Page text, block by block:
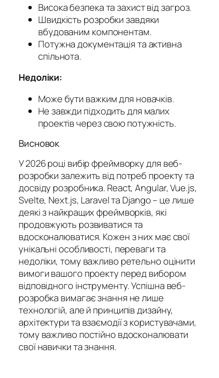
Висока безпека та захист від загроз.
Швидкість розробки завдяки
вбудованим компонентам.
Потужна документація та активна
спільнота.
Недоліки:
Може бути важким для новачків.
Не завжди підходить для малих
проектів через свою потужність.
Висновок
У 2026 році вибір фреймворку для веб-
розробки залежить від потреб проекту та
досвіду розробника. React, Angular, Vue.js,
Svelte, Next.js, Laravel та Django – це лише
деякі з найкращих фреймворків, які
продовжують розвиватися та
вдосконалюватися. Кожен з них має свої
унікальні особливості, переваги та
недоліки, тому важливо ретельно оцінити
вимоги вашого проекту перед вибором
відповідного інструменту. Успішна веб-
розробка вимагає знання не лише
технологій, але й принципів дизайну,
архітектури та взаємодії з користувачами,
тому важливо постійно вдосконалювати
свої навички та знання.